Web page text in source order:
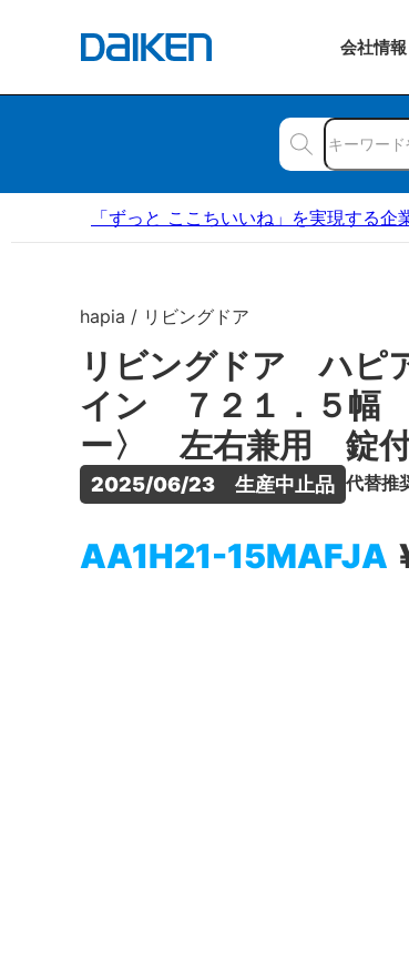
会社情報
「ずっと ここちいいね」を実現する
hapia / リビングドア
リビングドア ハ
イン ７２１．５幅
ー〉 左右兼用 錠
2025/06/23　生産中止品 代替推
AA1H21-15MAFJA